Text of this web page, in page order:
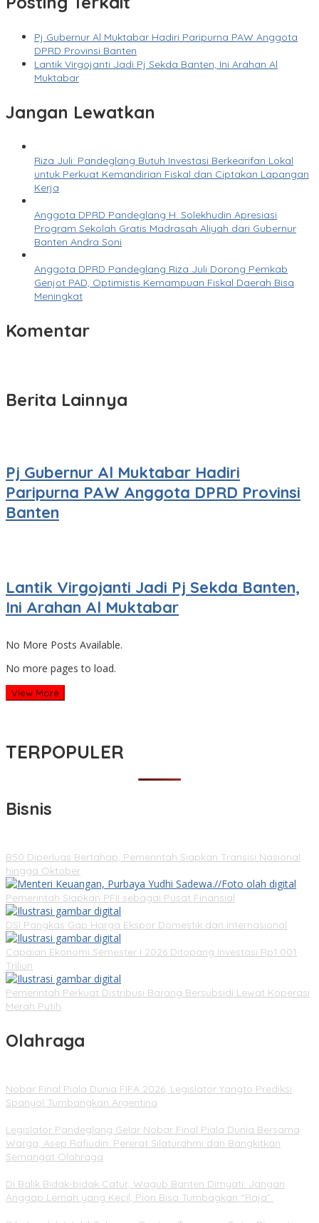
Pj Gubernur Al Muktabar Hadiri Paripurna PAW Anggota
DPRD Provinsi Banten
Lantik Virgojanti Jadi Pj Sekda Banten, Ini Arahan Al
Muktabar
Jangan Lewatkan
Riza Juli: Pandeglang Butuh Investasi Berkearifan Lokal
untuk Perkuat Kemandirian Fiskal dan Ciptakan Lapangan
Kerja
Anggota DPRD Pandeglang H. Solekhudin Apresiasi
Program Sekolah Gratis Madrasah Aliyah dari Gubernur
Banten Andra Soni
Anggota DPRD Pandeglang Riza Juli Dorong Pemkab
Genjot PAD, Optimistis Kemampuan Fiskal Daerah Bisa
Meningkat
Komentar
Berita Lainnya
Pj Gubernur Al Muktabar Hadiri
Paripurna PAW Anggota DPRD Provinsi
Banten
Lantik Virgojanti Jadi Pj Sekda Banten,
Ini Arahan Al Muktabar
No More Posts Available.
No more pages to load.
View More
TERPOPULER
Bisnis
B50 Diperluas Bertahap, Pemerintah Siapkan Transisi Nasional
hingga Oktober
Pemerintah Siapkan PFII sebagai Pusat Finansial
DSI Pangkas Gap Harga Ekspor Domestik dan Internasional
Capaian Ekonomi Semester I 2026 Ditopang Investasi Rp1.001
Triliun
Pemerintah Perkuat Distribusi Barang Bersubsidi Lewat Koperasi
Merah Putih
Olahraga
Nobar Final Piala Dunia FIFA 2026, Legislator Yangto Prediksi
Spanyol Tumbangkan Argentina
Legislator Pandeglang Gelar Nobar Final Piala Dunia Bersama
Warga, Asep Rafiudin: Pererat Silaturahmi dan Bangkitkan
Semangat Olahraga
Di Balik Bidak-bidak Catur, Wagub Banten Dimyati: Jangan
Anggap Lemah yang Kecil, Pion Bisa Tumbagkan “Raja”